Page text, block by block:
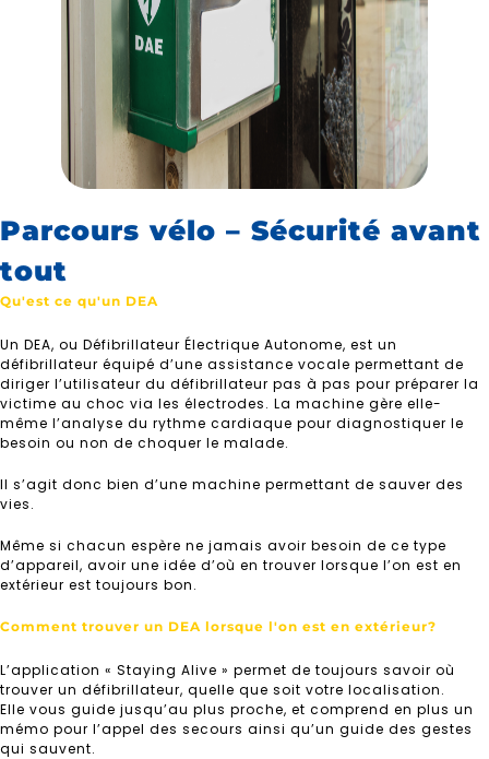
Parcours vélo – Sécurité avant
tout
Qu'est ce qu'un DEA
Un DEA, ou Défibrillateur Électrique Autonome, est un
défibrillateur équipé d’une assistance vocale permettant de
diriger l’utilisateur du défibrillateur pas à pas pour préparer la
victime au choc via les électrodes. La machine gère elle-
même l’analyse du rythme cardiaque pour diagnostiquer le
besoin ou non de choquer le malade.
Il s’agit donc bien d’une machine permettant de sauver des
vies.
Même si chacun espère ne jamais avoir besoin de ce type
d’appareil, avoir une idée d’où en trouver lorsque l’on est en
extérieur est toujours bon.
Comment trouver un DEA lorsque l'on est en extérieur?
L’application « Staying Alive » permet de toujours savoir où
trouver un défibrillateur, quelle que soit votre localisation.
Elle vous guide jusqu’au plus proche, et comprend en plus un
mémo pour l’appel des secours ainsi qu’un guide des gestes
qui sauvent.